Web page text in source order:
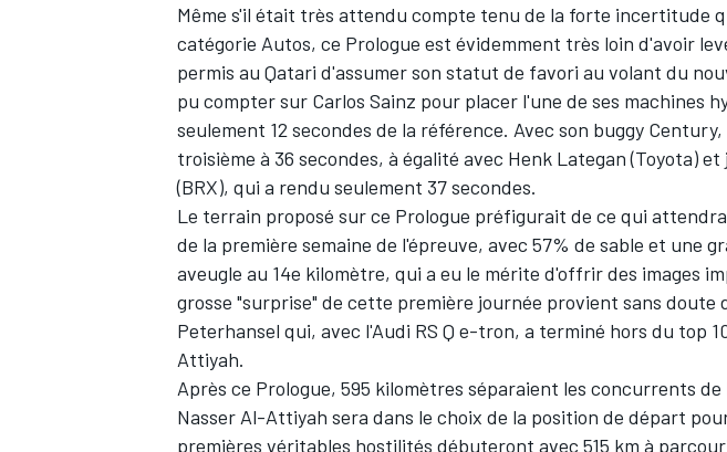
Même s'il était très attendu compte tenu de la forte incertitude
catégorie Autos, ce Prologue est évidemment très loin d'avoir
permis au Qatari d'assumer son statut de favori au volant du
pu compter sur Carlos Sainz pour placer l'une de ses machines
seulement 12 secondes de la référence. Avec son buggy Century,
troisième à 36 secondes, à égalité avec Henk Lategan(Toyota)
(BRX), qui a rendu seulement 37 secondes.
Le terrain proposé sur ce Prologue préfigurait de ce qui
de la première semaine de l'épreuve, avec 57% de sable et une
aveugle au 14e kilomètre, qui a eu le mérite d'offrir des images
grosse "surprise" de cette première journée provient sans
Peterhansel qui, avec l'Audi RS Q e-tron, a terminé hors du top
Attiyah.
Après ce Prologue, 595 kilomètres séparaient les concurrents
Nasser Al-Attiyah sera dans le choix de la position de départ
premières véritables hostilités débuteront avec 515 km à